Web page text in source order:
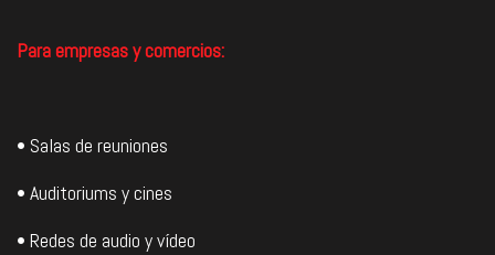
Para empresas y comercios:
• Salas de reuniones
• Auditoriums y cines
• Redes de audio y vídeo